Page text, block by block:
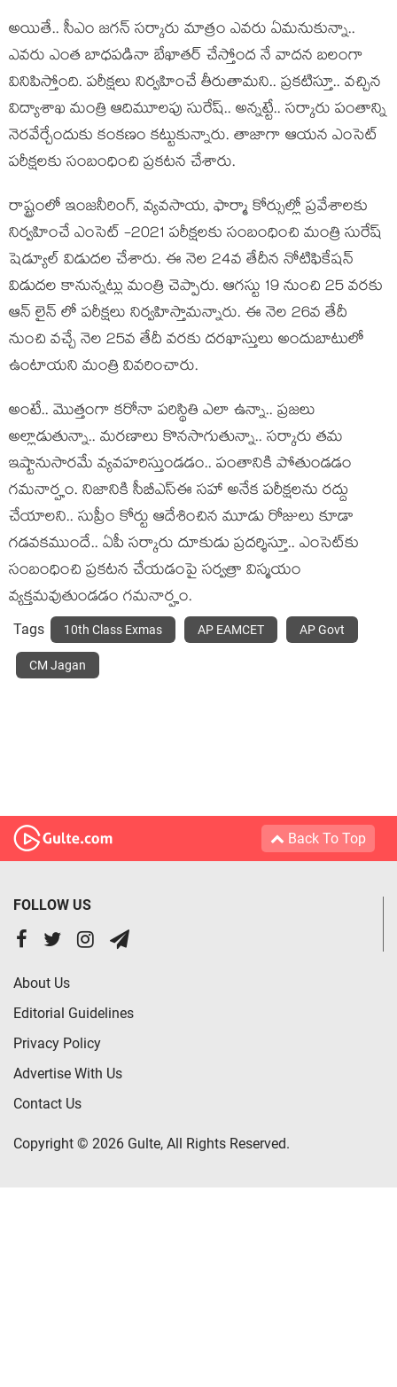
అయితే.. సీఎం జ‌గ‌న్ స‌ర్కారు మాత్రం ఎవ‌రు ఏమ‌నుకున్నా..
ఎవ‌రు ఎంత బాధ‌ప‌డినా బేఖాతర్ చేస్తోంద నే వాద‌న బ‌లంగా
వినిపిస్తోంది. ప‌రీక్ష‌లు నిర్వ‌హించే తీరుతామ‌ని.. ప్ర‌క‌టిస్తూ.. వ‌చ్చిన
విద్యాశాఖ మంత్రి ఆదిమూల‌పు సురేష్‌.. అన్న‌ట్టే.. స‌ర్కారు పంతాన్ని
నెర‌వేర్చేందుకు కంక‌ణం క‌ట్టుకున్నారు. తాజాగా ఆయ‌న ఎంసెట్
ప‌రీక్ష‌ల‌కు సంబంధించి ప్ర‌క‌ట‌న చేశారు.
రాష్ట్రంలో ఇంజనీరింగ్, వ్యవసాయ, ఫార్మా కోర్సుల్లో ప్రవేశాలకు
నిర్వహించే ఎంసెట్ -2021 పరీక్షలకు సంబంధించి మంత్రి సురేష్
షెడ్యూల్ విడుదల చేశారు. ఈ నెల 24వ తేదీన నోటిఫికేషన్
విడుదల కానున్నట్లు మంత్రి చెప్పారు. ఆగస్టు 19 నుంచి 25 వరకు
ఆన్ లైన్ లో పరీక్షలు నిర్వహిస్తామన్నారు. ఈ నెల 26వ తేదీ
నుంచి వచ్చే నెల 25వ తేదీ వరకు దరఖాస్తులు అందుబాటులో
ఉంటాయని మంత్రి వివరించారు.
అంటే.. మొత్తంగా క‌రోనా ప‌రిస్థితి ఎలా ఉన్నా.. ప్ర‌జ‌లు
అల్లాడుతున్నా.. మర‌ణాలు కొన‌సాగుతున్నా.. స‌ర్కారు త‌మ
ఇష్టానుసార‌మే వ్య‌వ‌హ‌రిస్తుండ‌డం.. పంతానికి పోతుండ‌డం
గ‌మ‌నార్హం. నిజానికి సీబీఎస్ఈ స‌హా అనేక ప‌రీక్ష‌ల‌ను ర‌ద్దు
చేయాల‌ని.. సుప్రీం కోర్టు ఆదేశించిన మూడు రోజులు కూడా
గ‌డవ‌క‌ముందే.. ఏపీ స‌ర్కారు దూకుడు ప్ర‌ద‌ర్శిస్తూ.. ఎంసెట్‌కు
సంబంధించి ప్ర‌క‌ట‌న చేయ‌డంపై స‌ర్వ‌త్రా విస్మ‌యం
వ్య‌క్త‌మ‌వుతుండ‌డం గ‌మ‌నార్హం.
Tags 10th Class Exmas AP EAMCET AP Govt
CM Jagan
Back To Top
FOLLOW US
About Us
Editorial Guidelines
Privacy Policy
Advertise With Us
Contact Us
Copyright © 2026 Gulte, All Rights Reserved.